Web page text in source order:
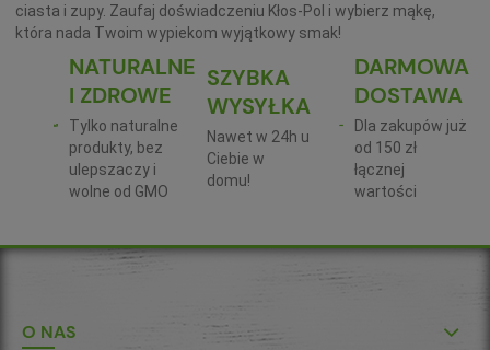
ciasta i zupy. Zaufaj doświadczeniu Kłos-Pol i wybierz mąkę,
która nada Twoim wypiekom wyjątkowy smak!
NATURALNE
I ZDROWE
Tylko naturalne
produkty, bez
ulepszaczy i
wolne od GMO
SZYBKA
WYSYŁKA
Nawet w 24h u
Ciebie w
domu!
DARMOWA
DOSTAWA
Dla zakupów już
od 150 zł
łącznej
wartości
O NAS